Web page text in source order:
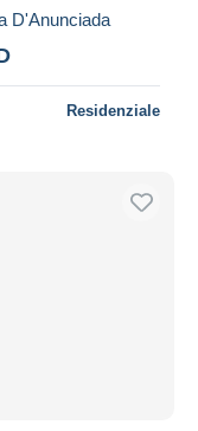
D'Anunciada
Residenziale